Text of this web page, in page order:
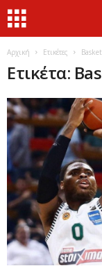
Αρχική Ετικέτες
Ετικέτα: